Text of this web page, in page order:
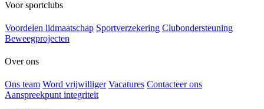
Voor sportclubs
Voordelen lidmaatschap Sportverzekering Clubondersteuning
Beweegprojecten
Over ons
Ons team Word vrijwilliger Vacatures Contacteer ons
Aanspreekpunt integriteit